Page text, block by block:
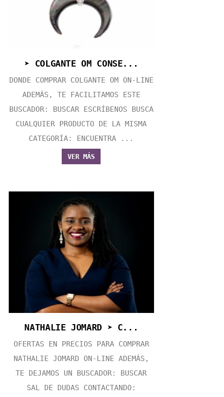
➤ COLGANTE OM CONSE...
DONDE COMPRAR COLGANTE OM ON-LINE
ADEMÁS, TE FACILITAMOS ESTE
BUSCADOR: BUSCAR ESCRÍBENOS BUSCA
CUALQUIER PRODUCTO DE LA MISMA
CATEGORÍA: ENCUENTRA ...
VER MÁS
NATHALIE JOMARD ➤ C...
OFERTAS EN PRECIOS PARA COMPRAR
NATHALIE JOMARD ON-LINE ADEMÁS,
TE DEJAMOS UN BUSCADOR: BUSCAR
SAL DE DUDAS CONTACTANDO: